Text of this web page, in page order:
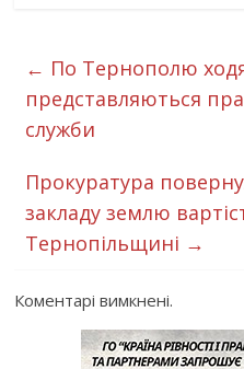
← По Тернополю
представляються
служби
Прокуратура
закладу землю
Тернопільщині →
Коментарі вимкнені.